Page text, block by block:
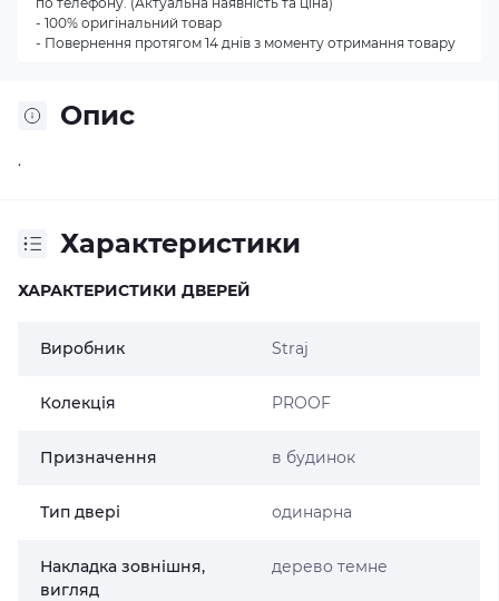
Опис
.
Характеристики
ХАРАКТЕРИСТИКИ ДВЕРЕЙ
Виробник Straj
Колекція PROOF
Призначення в будинок
Тип двері одинарна
Накладка зовнішня,
вигляд
дерево темне
- 100% оригінальний товар
- Повернення протягом 14 днів з моменту отримання товару